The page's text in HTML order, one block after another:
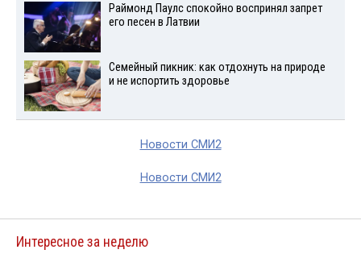
Раймонд Паулс спокойно воспринял запрет
его песен в Латвии
Семейный пикник: как отдохнуть на природе
и не испортить здоровье
Новости СМИ2
Новости СМИ2
Интересное за неделю